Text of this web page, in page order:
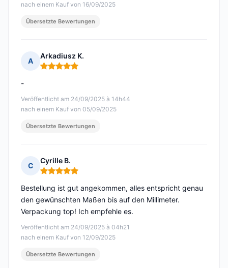
nach einem Kauf von 16/09/2025
Übersetzte Bewertungen
A
Arkadiusz K.
Hinweis: 5 von 5
Veröffentlicht am 24/09/2025 à 14h44
nach einem Kauf von 05/09/2025
-
Übersetzte Bewertungen
C
Cyrille B.
Hinweis: 5 von 5
Veröffentlicht am 24/09/2025 à 04h21
nach einem Kauf von 12/09/2025
Bestellung ist gut angekommen, alles entspricht genau
den gewünschten Maßen bis auf den Millimeter.
Verpackung top! Ich empfehle es.
Übersetzte Bewertungen